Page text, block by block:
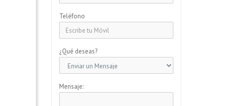
Teléfono
¿Qué deseas?
Mensaje: